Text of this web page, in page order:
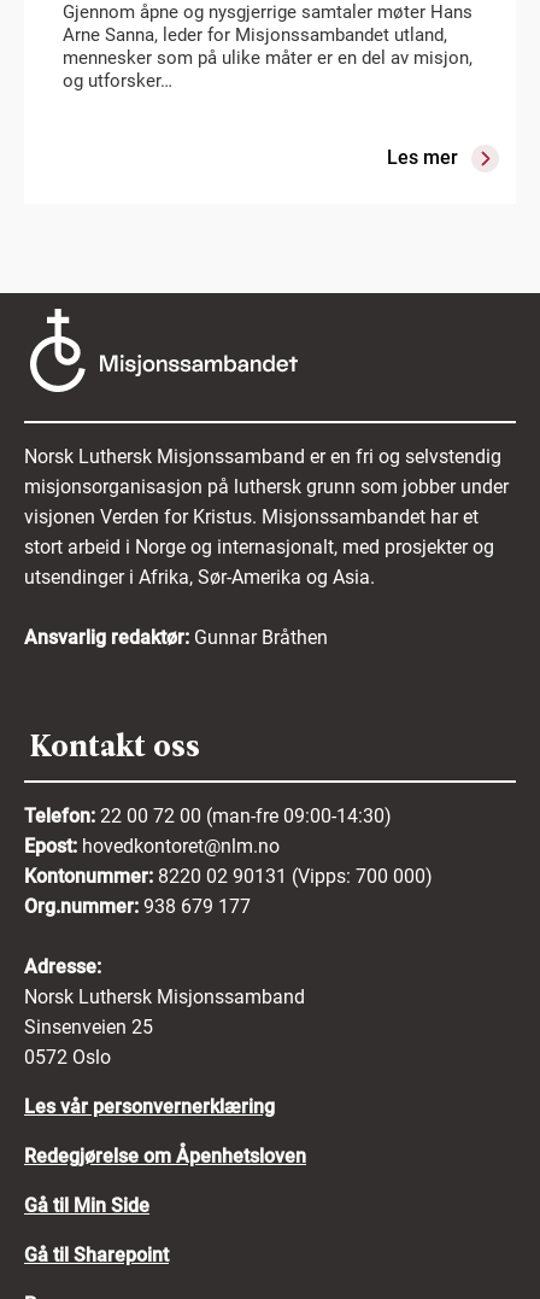
Gjennom åpne og nysgjerrige samtaler møter Hans
Arne Sanna, leder for Misjonssambandet utland,
mennesker som på ulike måter er en del av misjon,
og utforsker…
Les mer
Norsk Luthersk Misjonssamband er en fri og selvstendig
misjonsorganisasjon på luthersk grunn som jobber under
visjonen Verden for Kristus. Misjonssambandet har et
stort arbeid i Norge og internasjonalt, med prosjekter og
utsendinger i Afrika, Sør-Amerika og Asia.
Ansvarlig redaktør: Gunnar Bråthen
Kontakt oss
Telefon: 22 00 72 00 (man-fre 09:00-14:30)
Epost: hovedkontoret@nlm.no
Kontonummer: 8220 02 90131 (Vipps: 700 000)
Org.nummer: 938 679 177
Adresse:
Norsk Luthersk Misjonssamband
Sinsenveien 25
0572 Oslo
Les vår personvernerklæring
Redegjørelse om Åpenhetsloven
Gå til Min Side
Gå til Sharepoint